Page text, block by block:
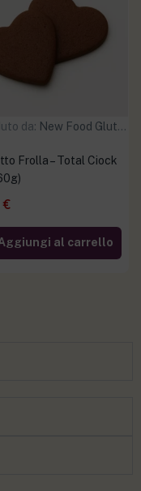
da: New Food Gluten Free
Frolla – Total Ciock
€
al carrello